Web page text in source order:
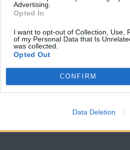
Advertising.
Opted In
I want to opt-out of Collection, Use,
of my Personal Data that Is
was collected.
Opted Out
CONFIRM
Data Deletion